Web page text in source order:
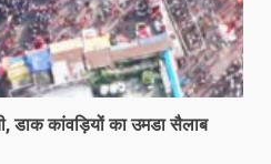
डाक कांवड़ियों का उमडा सैलाब